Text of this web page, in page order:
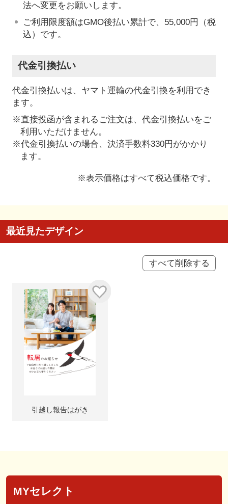
法へ変更をお願いします。
ご利用限度額はGMO後払い累計で、55,000円（税
込）です。
代金引換払い
代金引換払いは、ヤマト運輸の代金引換を利用でき
ます。
※直接投函が含まれるご注文は、代金引換払いをご
利用いただけません。
※代金引換払いの場合、決済手数料330円がかかり
ます。
※表示価格はすべて税込価格です。
最近見たデザイン
すべて削除する
引越し報告はがき
MYセレクト